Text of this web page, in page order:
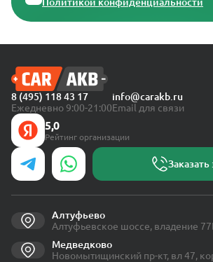
8 (495) 118 43 17
Ежедневно 9:00-21:00
info@carakb.ru
Email для связи
5,0
Рейтинг организации
Заказать
Алтуфьево
Алтуфьевское шоссе, владение
Медведково
Новомытищинский пр-кт, вл 47,